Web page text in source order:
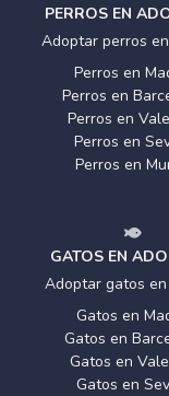
PERROS EN
Adoptar perros
Perros en
Perros en
Perros en
Perros en
Perros en
GATOS EN
Adoptar gatos en
Gatos en
Gatos en
Gatos en
Gatos en